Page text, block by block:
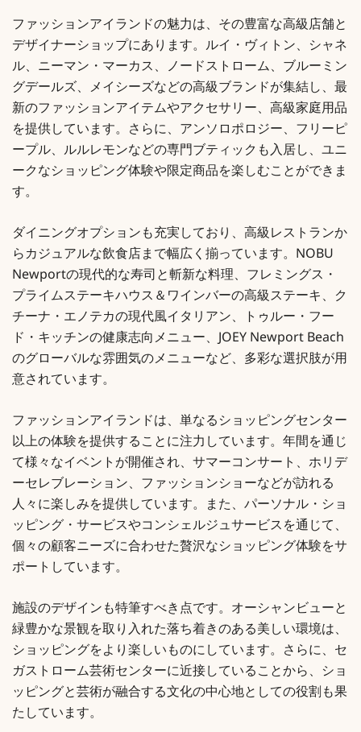
ファッションアイランドの魅力は、その豊富な高級店舗と
デザイナーショップにあります。ルイ・ヴィトン、シャネ
ル、ニーマン・マーカス、ノードストローム、ブルーミン
グデールズ、メイシーズなどの高級ブランドが集結し、最
新のファッションアイテムやアクセサリー、高級家庭用品
を提供しています。さらに、アンソロポロジー、フリーピ
ープル、ルルレモンなどの専門ブティックも入居し、ユニ
ークなショッピング体験や限定商品を楽しむことができま
す。
ダイニングオプションも充実しており、高級レストランか
らカジュアルな飲食店まで幅広く揃っています。NOBU
Newportの現代的な寿司と斬新な料理、フレミングス・
プライムステーキハウス＆ワインバーの高級ステーキ、ク
チーナ・エノテカの現代風イタリアン、トゥルー・フー
ド・キッチンの健康志向メニュー、JOEY Newport Beach
のグローバルな雰囲気のメニューなど、多彩な選択肢が用
意されています。
ファッションアイランドは、単なるショッピングセンター
以上の体験を提供することに注力しています。年間を通じ
て様々なイベントが開催され、サマーコンサート、ホリデ
ーセレブレーション、ファッションショーなどが訪れる
人々に楽しみを提供しています。また、パーソナル・ショ
ッピング・サービスやコンシェルジュサービスを通じて、
個々の顧客ニーズに合わせた贅沢なショッピング体験をサ
ポートしています。
施設のデザインも特筆すべき点です。オーシャンビューと
緑豊かな景観を取り入れた落ち着きのある美しい環境は、
ショッピングをより楽しいものにしています。さらに、セ
ガストローム芸術センターに近接していることから、ショ
ッピングと芸術が融合する文化の中心地としての役割も果
たしています。